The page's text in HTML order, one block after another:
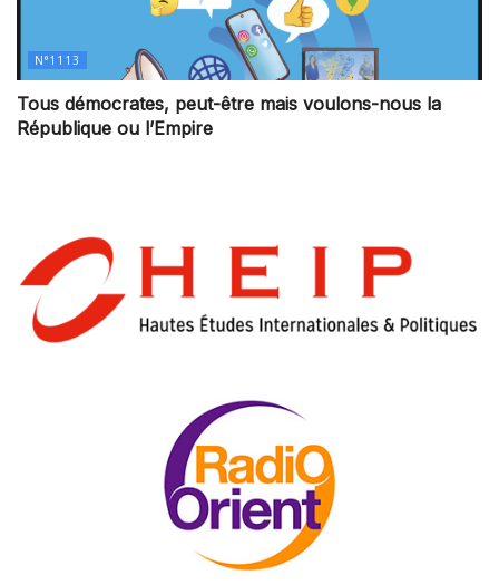
N°1113
Tous démocrates, peut-être mais voulons-nous la
République ou l’Empire